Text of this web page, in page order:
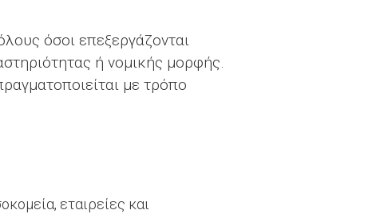
όσοι επεξεργάζονται
ή νομικής μορφής.
με τρόπο
εταιρείες και